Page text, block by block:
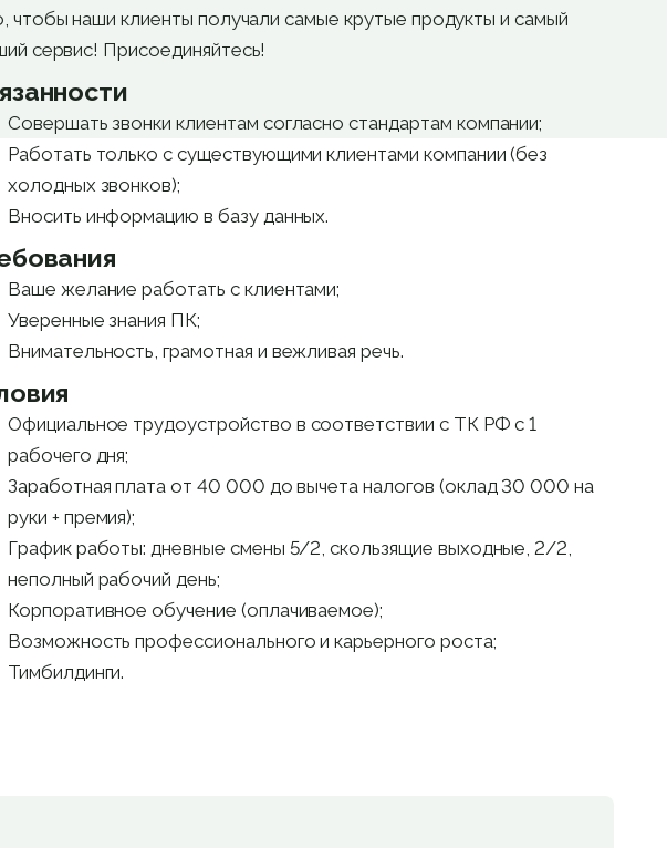
чтобы наши клиенты получали самые крутые продукты и самый
сервис! Присоединяйтесь!
Совершать звонки клиентам согласно стандартам компании;
Работать только с существующими клиентами компании (без
холодных звонков);
Вносить информацию в базу данных.
Ваше желание работать с клиентами;
Уверенные знания ПК;
Внимательность, грамотная и вежливая речь.
Официальное трудоустройство в соответствии с ТК РФ с 1
рабочего дня;
Заработная плата от 40 000 до вычета налогов (оклад 30 000 на
руки + премия);
График работы: дневные смены 5/2, скользящие выходные, 2/2,
неполный рабочий день;
Корпоративное обучение (оплачиваемое);
Возможность профессионального и карьерного роста;
Тимбилдинги.